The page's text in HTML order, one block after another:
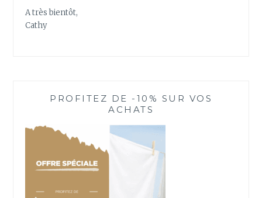
A très bientôt,
Cathy
PROFITEZ DE -10% SUR VOS
ACHATS